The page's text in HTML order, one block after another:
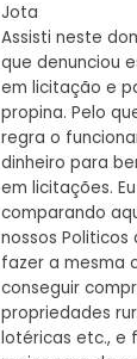
Jota
Assisti neste
que denunciou
em licitação e
propina. Pelo
regra o
dinheiro para
em licitações.
comparando
nossos
fazer a mesma
conseguir
propriedades
lotéricas etc., e